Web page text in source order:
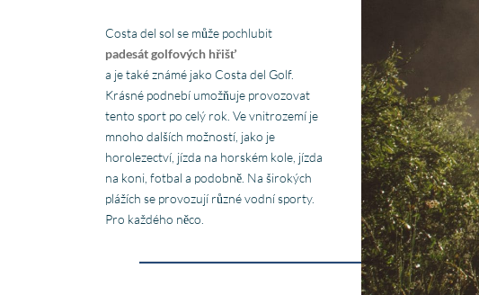
Costa del sol se může pochlubit
padesát golfových hřišť
a je také známé jako Costa del Golf.
Krásné podnebí umožňuje provozovat
tento sport po celý rok. Ve vnitrozemí je
mnoho dalších možností, jako je
horolezectví, jízda na horském kole, jízda
na koni, fotbal a podobně. Na širokých
plážích se provozují různé vodní sporty.
Pro každého něco.